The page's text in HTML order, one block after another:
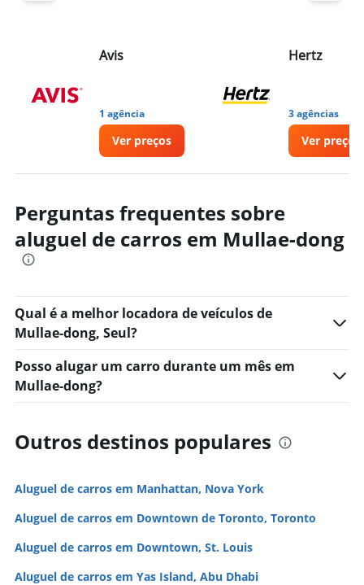
Avis
1 agência
Ver preços
Hertz
3 agências
Ver preços
Perguntas frequentes sobre
aluguel de carros em Mullae-dong
Qual é a melhor locadora de veículos de
Mullae-dong, Seul?
Posso alugar um carro durante um mês em
Mullae-dong?
Outros destinos populares
Aluguel de carros em Manhattan, Nova York
Aluguel de carros em Downtown de Toronto, Toronto
Aluguel de carros em Downtown, St. Louis
Aluguel de carros em Yas Island, Abu Dhabi